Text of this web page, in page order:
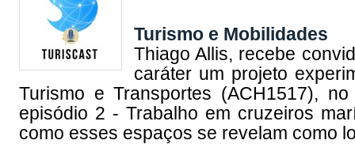
Turismo e Mobilidades
Thiago Allis, recebe
caráter um projeto
Turismo e Transportes (ACH1517),
episódio 2 - Trabalho em cruzeiros
como esses espaços se revelam como